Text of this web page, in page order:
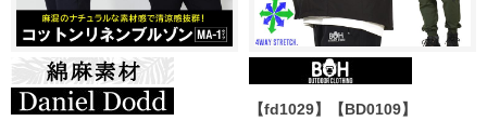
【fd1029】【BD0109】